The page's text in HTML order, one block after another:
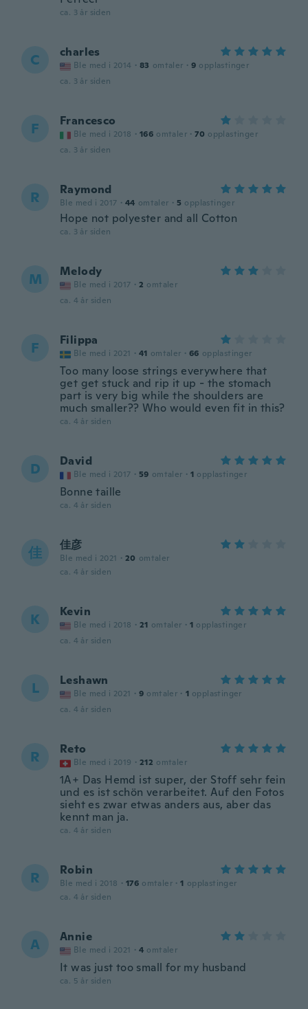
ca. 3 år siden
C charles
Ble med i 2014 · 83 omtaler · 9 opplastinger
ca. 3 år siden
F Francesco
Ble med i 2018 · 166 omtaler · 70 opplastinger
ca. 3 år siden
R Raymond
Ble med i 2017 · 44 omtaler · 5 opplastinger
Hope not polyester and all Cotton
ca. 3 år siden
M Melody
Ble med i 2017 · 2 omtaler
ca. 4 år siden
F Filippa
Ble med i 2021 · 41 omtaler · 66 opplastinger
Too many loose strings everywhere that
get get stuck and rip it up - the stomach
part is very big while the shoulders are
much smaller?? Who would even fit in this?
ca. 4 år siden
D David
Ble med i 2017 · 59 omtaler · 1 opplastinger
Bonne taille
ca. 4 år siden
佳 佳彦
Ble med i 2021 · 20 omtaler
ca. 4 år siden
K Kevin
Ble med i 2018 · 21 omtaler · 1 opplastinger
ca. 4 år siden
L Leshawn
Ble med i 2021 · 9 omtaler · 1 opplastinger
ca. 4 år siden
R Reto
Ble med i 2019 · 212 omtaler
1A+ Das Hemd ist super, der Stoff sehr fein
und es ist schön verarbeitet. Auf den Fotos
sieht es zwar etwas anders aus, aber das
kennt man ja.
ca. 4 år siden
R Robin
Ble med i 2018 · 176 omtaler · 1 opplastinger
ca. 4 år siden
A Annie
Ble med i 2021 · 4 omtaler
It was just too small for my husband
ca. 5 år siden